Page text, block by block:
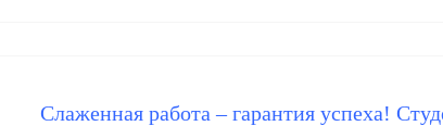
Слаженная работа – гарантия успеха!